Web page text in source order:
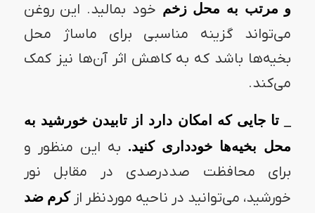
و مرتب به محل زخم خود بمالید. این روغن
می‌تواند گزینه مناسبی برای ماساژ محل
بخیه‌ها باشد که به کاهش اثر آن‌ها نیز کمک
می‌کند.
_ تا جایی که امکان دارد از تابیدن خورشید به
محل بخیه‌ها خودداری کنید. به این منظور و
برای محافظت صددرصدی در مقابل نور
خورشید، می‌توانید در ناحیه موردنظر از کرم ضد